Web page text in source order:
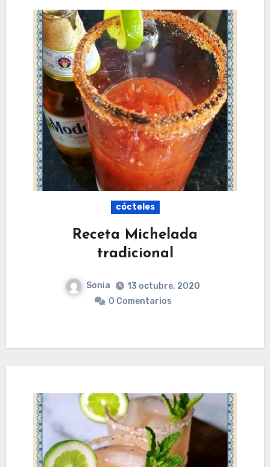
cócteles
Receta Michelada
tradicional
Sonia
13 octubre, 2020
0 Comentarios